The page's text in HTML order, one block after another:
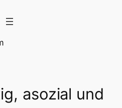
asozial und